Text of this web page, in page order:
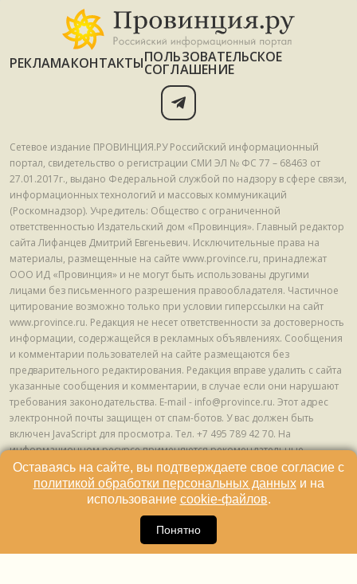
РЕКЛАМАКОНТАКТЫПОЛЬЗОВАТЕЛЬСКОЕ
СОГЛАШЕНИЕ
Сетевое издание ПРОВИНЦИЯ.РУ Российский информационный
портал, свидетельство о регистрации СМИ ЭЛ № ФС 77 – 68463 от
27.01.2017г., выдано Федеральной службой по надзору в сфере связи,
информационных технологий и массовых коммуникаций
(Роскомнадзор). Учредитель: Общество с ограниченной
ответственностью Издательский дом «Провинция». Главный редактор
сайта Лифанцев Дмитрий Евгеньевич. Исключительные права на
материалы, размещенные на сайте www.province.ru, принадлежат
ООО ИД «Провинция» и не могут быть использованы другими
лицами без письменного разрешения правообладателя. Частичное
цитирование возможно только при условии гиперссылки на сайт
www.province.ru. Редакция не несет ответственности за достоверность
информации, содержащейся в рекламных объявлениях. Сообщения
и комментарии пользователей на сайте размещаются без
предварительного редактирования. Редакция вправе удалить с сайта
указанные сообщения и комментарии, в случае если они нарушают
требования законодательства. E-mail - info@province.ru. Этот адрес
электронной почты защищен от спам-ботов. У вас должен быть
включен JavaScript для просмотра. Tел. +7 495 789 42 70. На
информационном ресурсе применяются рекомендательные
технологии (информационные технологии предоставления
информации на основе сбора, систематизации и анализа сведений,
относящихся к предпочтениям пользователей сети "Интернет",
находящихся на территории Российской Федерации) © ООО ИД
Оставаясь на сайте, вы подтверждаете свое согласие с
политикой обработки персональных данныхи на
использование cookie-файлов.
Понятно